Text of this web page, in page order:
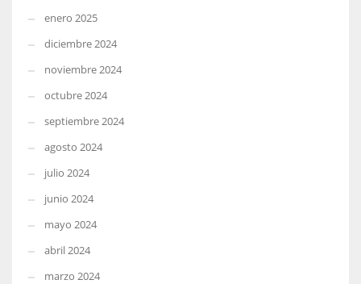
enero 2025
diciembre 2024
noviembre 2024
octubre 2024
septiembre 2024
agosto 2024
julio 2024
junio 2024
mayo 2024
abril 2024
marzo 2024